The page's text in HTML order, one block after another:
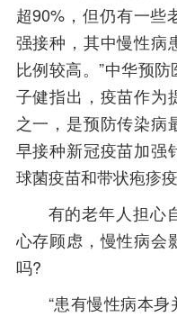
超90%，但仍有一些
强接种，其中慢性病
比例较高。”中华预
子健指出，疫苗作为
之一，是预防传染病
早接种新冠疫苗加强
球菌疫苗和带状疱疹疫
有的老年人担心
心存顾虑，慢性病会
吗?
“患有慢性病本